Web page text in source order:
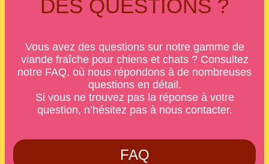
DES QUESTIONS ?
Vous avez des questions sur notre gamme de
viande fraîche pour chiens et chats ? Consultez
notre FAQ, où nous répondons à de nombreuses
questions en détail.
Si vous ne trouvez pas la réponse à votre
question, n’hésitez pas à nous contacter.
FAQ